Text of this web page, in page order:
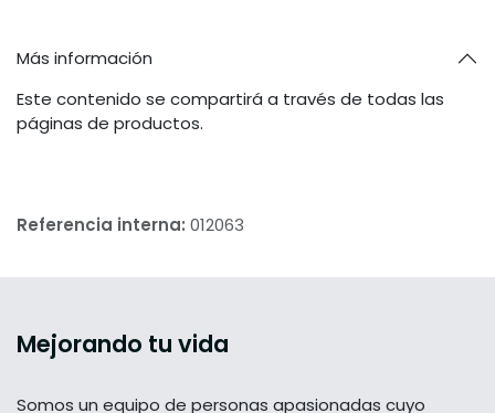
Más información
Este contenido se compartirá a través de todas las
páginas de productos.
Referencia interna: 012063
Mejorando tu vida
Somos un equipo de personas apasionadas cuyo